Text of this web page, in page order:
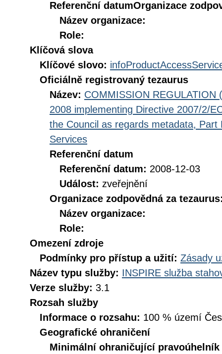
Referenční datumOrganizace
Název organizace:
Role:
Klíčová slova
Klíčové slovo:
Oficiálně registrovaný tezaurus
Název: COMMISSION REGULATION
2008 implementing Directive 2007/2/
the Council as regards metadata,
Services
Referenční datum
Referenční datum: 2008-12-03
Událost: zveřejnění
Organizace zodpovědná za
Název organizace:
Role:
Omezení zdroje
Podmínky pro přístup a užití: Zásady
Název typu služby: INSPIRE služba
Verze služby: 3.1
Rozsah služby
Informace o rozsahu: 100 % území
Geografické ohraničení
Minimální ohraničující pravoúhelník